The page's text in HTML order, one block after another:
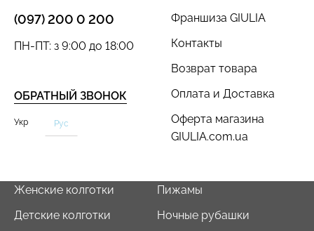
Франшиза GIULIA
Контакты
Возврат товара
Оплата и Доставка
Оферта магазина
GIULIA.com.ua
(097) 200 0 200
ОБРАТНЫЙ ЗВОНОК
ПН-ПТ: з 9:00 до 18:00
Укр Рус
Женские колготки
Детские колготки
Пижамы
Ночные рубашки